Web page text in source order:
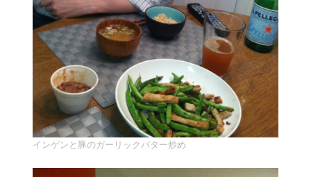
インゲンと豚のガーリックバター炒め